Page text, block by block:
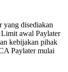
disediakan
awal Paylater
kebijakan pihak
Paylater mulai